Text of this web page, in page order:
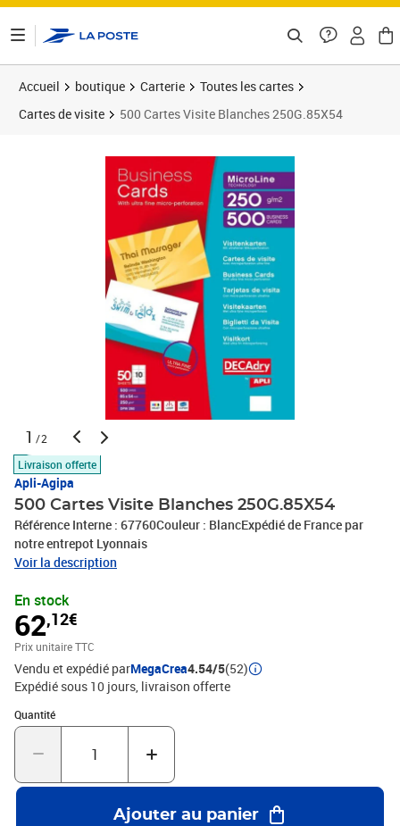
Accueil boutique Carterie
Toutes les cartes
Cartes de visite
500 Cartes Visite Blanches 250G.85X54
1 /2
Livraison offerte
Apli-Agipa
500 Cartes Visite Blanches 250G.85X54
Référence Interne : 67760Couleur : BlancExpédié de France par
notre entrepot Lyonnais
Voir la description
En stock
62,12€
Prix unitaire TTC
Vendu et expédié parMegaCrea4.54/5(52)
Expédié sous 10 jours livraison offerte
Quantité
Quantité : 1
Ajouter au panier